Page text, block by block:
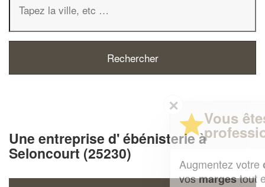
Une entreprise d' ébénisterie à
Seloncourt (25230)
Vous êtes un
professionnel ?
Augmentez votre chiffre d'affaireset
vosmargestout en gagnant de